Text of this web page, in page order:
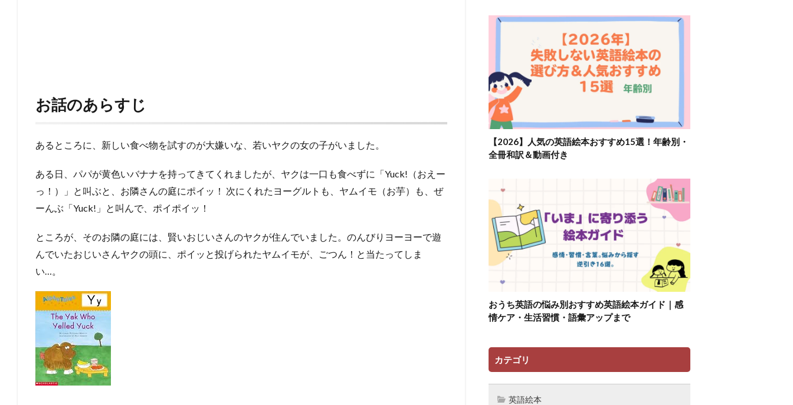
お話のあらすじ
あるところに、新しい食べ物を試すのが大嫌いな、若いヤクの女の子がいました。
ある日、パパが黄色いバナナを持ってきてくれましたが、ヤクは一口も食べずに「Yuck!（おえー
っ！）」と叫ぶと、お隣さんの庭にポイッ！ 次にくれたヨーグルトも、ヤムイモ（お芋）も、ぜ
ーんぶ「Yuck!」と叫んで、ポイポイッ！
ところが、そのお隣の庭には、賢いおじいさんのヤクが住んでいました。のんびりヨーヨーで遊
んでいたおじいさんヤクの頭に、ポイッと投げられたヤムイモが、ごつん！と当たってしま
い…。
【2026】人気の英語絵本おすすめ15選！年齢別・
全冊和訳＆動画付き
おうち英語の悩み別おすすめ英語絵本ガイド｜感
情ケア・生活習慣・語彙アップまで
カテゴリ
英語絵本